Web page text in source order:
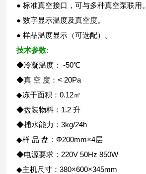
● 标准真空接口，可与多种真空泵联用。
● 数字显示温度及真空度。
● 样品温度显示（可选配）。
技术参数:
◆冷凝温度： -50℃
◆真 空 度：< 20Pa
◆冻干面积：0.12㎡
◆盘装物料：1.2 升
◆捕水能力：3kg/24h
◆样 品 盘：Φ200mm×4层
◆电源要求：220V 50Hz 850W
◆主机尺寸：380×600×345mm